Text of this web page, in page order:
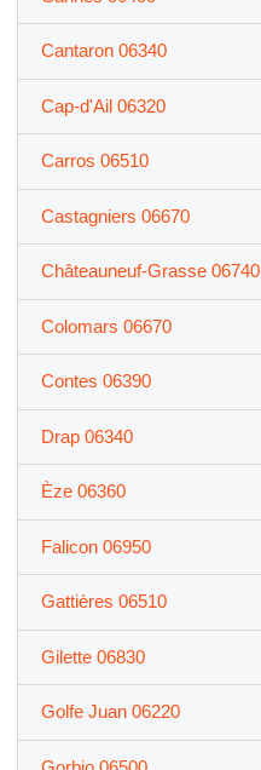
Cantaron 06340
Cap-d'Ail 06320
Carros 06510
Castagniers 06670
Châteauneuf-Grasse 06740
Colomars 06670
Contes 06390
Drap 06340
Èze 06360
Falicon 06950
Gattières 06510
Gilette 06830
Golfe Juan 06220